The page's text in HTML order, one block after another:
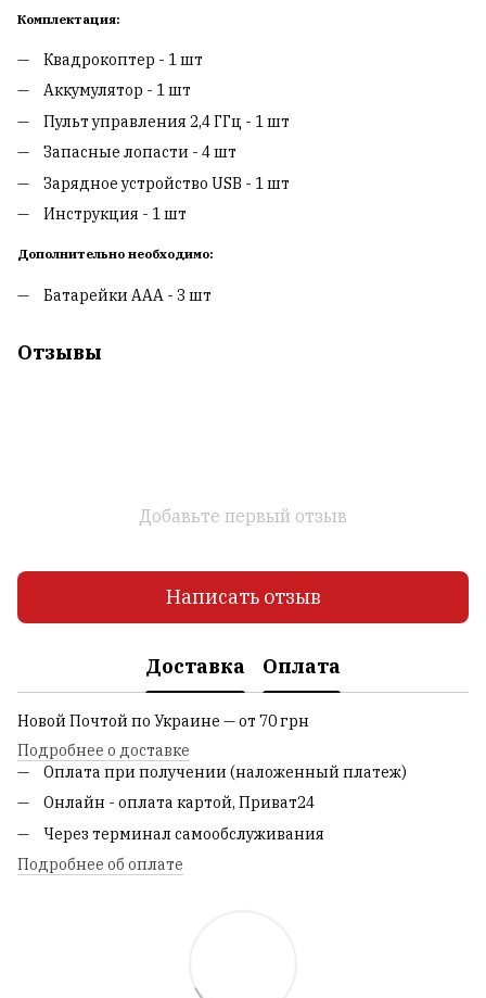
Комплектация:
Квадрокоптер - 1 шт
Аккумулятор - 1 шт
Пульт управления 2,4 ГГц - 1 шт
Запасные лопасти - 4 шт
Зарядное устройство USB - 1 шт
Инструкция - 1 шт
Дополнительно необходимо:
Батарейки ААА - 3 шт
Отзывы
Добавьте первый отзыв
Написать отзыв
Доставка Оплата
Новой Почтой по Украине — от 70 грн
Подробнее о доставке
Оплата при получении (наложенный платеж)
Онлайн - оплата картой, Приват24
Через терминал самообслуживания
Подробнее об оплате